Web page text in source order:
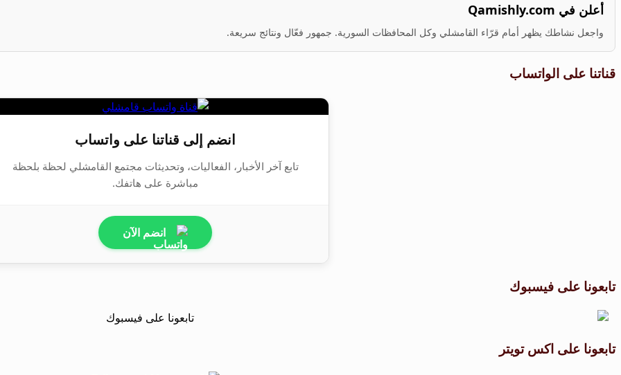
أعلن في Qamishly.com
واجعل نشاطك يظهر أمام قرّاء القامشلي وكل المحافظات السورية. جمهور فعّال ونتائج سريعة.
قناتنا على الواتساب
انضم إلى قناتنا على واتساب
تابع آخر الأخبار، الفعاليات، وتحديثات مجتمع القامشلي لحظة بلحظة
مباشرة على هاتفك.
انضم الآن
تابعونا على فيسبوك
تابعونا على اكس تويتر